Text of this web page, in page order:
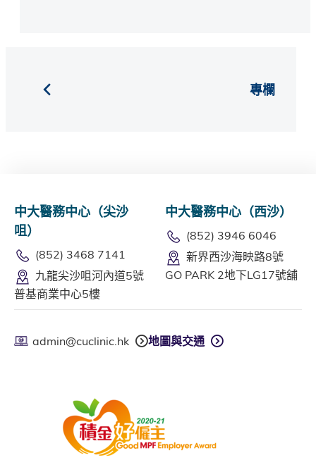
專欄
中大醫務中心（尖沙
咀）
(852) 3468 7141
九龍尖沙咀河內道5號
普基商業中心5樓
中大醫務中心（西沙）
(852) 3946 6046
新界西沙海映路8號
GO PARK 2地下LG17號舖
admin@cuclinic.hk 地圖與交通